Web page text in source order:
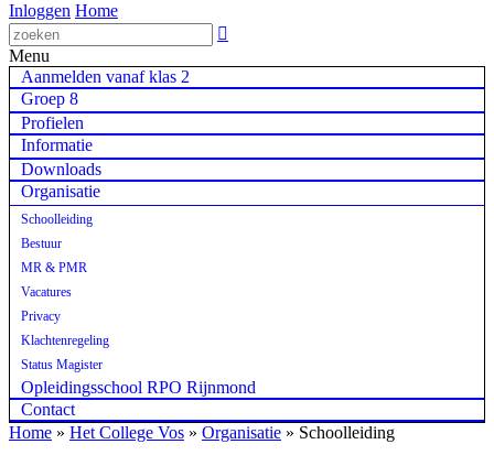
Inloggen Home

Menu
Aanmelden vanaf klas 2
Groep 8
Profielen
Informatie
Downloads
Organisatie
Schoolleiding
Bestuur
MR & PMR
Vacatures
Privacy
Klachtenregeling
Status Magister
Opleidingsschool RPO Rijnmond
Contact
Home » Het College Vos » Organisatie » Schoolleiding